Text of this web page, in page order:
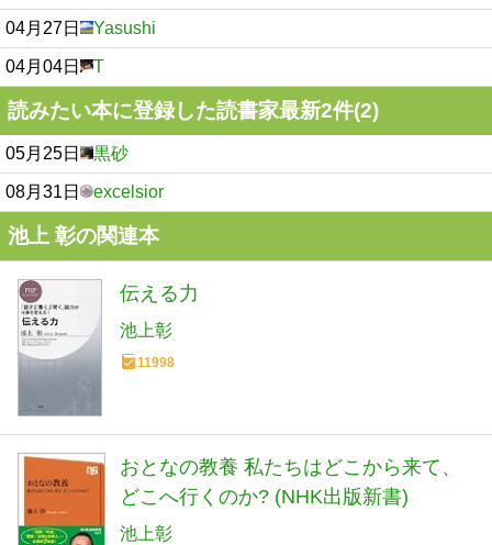
04月27日 Yasushi
04月04日 T
読みたい本に登録した読書家最新2件(2)
05月25日 黒砂
08月31日 excelsior
池上 彰の関連本
伝える力
池上彰
11998
おとなの教養 私たちはどこから来て、
どこへ行くのか? (NHK出版新書)
池上彰